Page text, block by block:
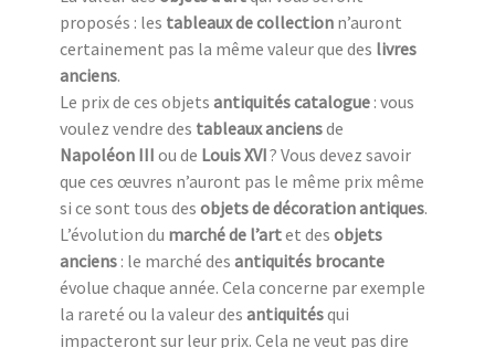
proposés : les tableaux de collection n’auront
certainement pas la même valeur que des livres
anciens.
Le prix de ces objets antiquités catalogue : vous
voulez vendre des tableaux anciensde
Napoléon III ou de Louis XVI? Vous devez savoir
que ces œuvres n’auront pas le même prix même
si ce sont tous des objets de décoration antiques.
L’évolution du marché de l’artet des objets
anciens : le marché des antiquités brocante
évolue chaque année. Cela concerne par exemple
la rareté ou la valeur des antiquitésqui
impacteront sur leur prix. Cela ne veut pas dire